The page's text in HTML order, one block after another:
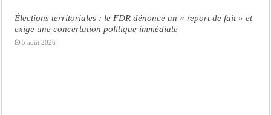
Élections territoriales : le FDR dénonce un « report de fait » et
exige une concertation politique immédiate
5 août 2026